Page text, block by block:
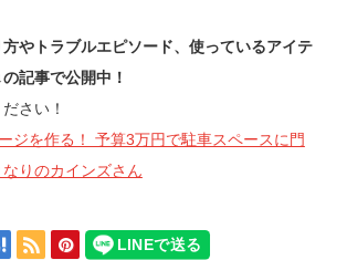
やトラブルエピソード、使っているアイテ
記事で公開中！
さい！
ジを作る！ 予算3万円で駐車スペースに門
りのカインズさん